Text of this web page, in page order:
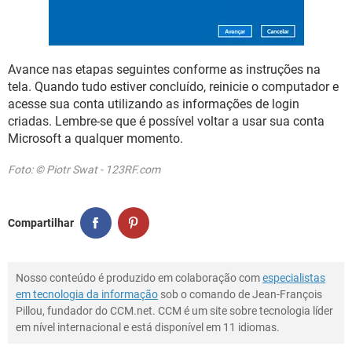
Avance nas etapas seguintes conforme as instruções na
tela. Quando tudo estiver concluído, reinicie o computador e
acesse sua conta utilizando as informações de login
criadas. Lembre-se que é possível voltar a usar sua conta
Microsoft a qualquer momento.
Foto: © Piotr Swat - 123RF.com
Compartilhar
Nosso conteúdo é produzido em colaboração comespecialistas
em tecnologia da informação sob o comando de Jean-François
Pillou, fundador do CCM.net. CCM é um site sobre tecnologia líder
em nível internacional e está disponível em 11 idiomas.